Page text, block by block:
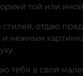
той или
стилей, отдаю
и нежным
тебя в свой